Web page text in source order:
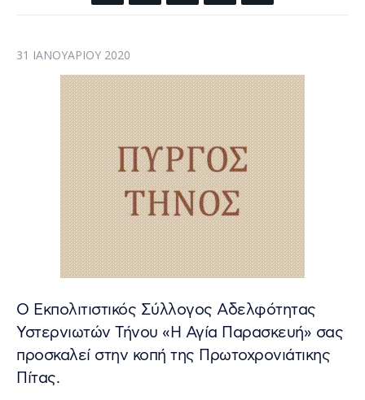
31 ΙΑΝΟΥΑΡΊΟΥ 2020
Ο Εκπολιτιστικός Σύλλογος Αδελφότητας
Υστερνιωτών Τήνου «Η Αγία Παρασκευή» σας
προσκαλεί στην κοπή της Πρωτοχρονιάτικης
Πίτας.